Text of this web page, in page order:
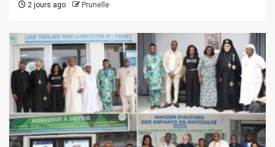
2 jours ago Prunelle